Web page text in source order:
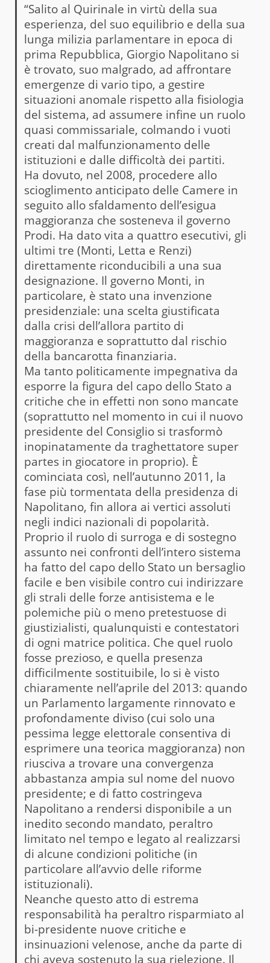
“Salito al Quirinale in virtù della sua
esperienza, del suo equilibrio e della sua
lunga milizia parlamentare in epoca di
prima Repubblica, Giorgio Napolitano si
è trovato, suo malgrado, ad affrontare
emergenze di vario tipo, a gestire
situazioni anomale rispetto alla fisiologia
del sistema, ad assumere infine un ruolo
quasi commissariale, colmando i vuoti
creati dal malfunzionamento delle
istituzioni e dalle difficoltà dei partiti.
Ha dovuto, nel 2008, procedere allo
scioglimento anticipato delle Camere in
seguito allo sfaldamento dell’esigua
maggioranza che sosteneva il governo
Prodi. Ha dato vita a quattro esecutivi, gli
ultimi tre (Monti, Letta e Renzi)
direttamente riconducibili a una sua
designazione. Il governo Monti, in
particolare, è stato una invenzione
presidenziale: una scelta giustificata
dalla crisi dell’allora partito di
maggioranza e soprattutto dal rischio
della bancarotta finanziaria.
Ma tanto politicamente impegnativa da
esporre la figura del capo dello Stato a
critiche che in effetti non sono mancate
(soprattutto nel momento in cui il nuovo
presidente del Consiglio si trasformò
inopinatamente da traghettatore super
partes in giocatore in proprio). È
cominciata così, nell’autunno 2011, la
fase più tormentata della presidenza di
Napolitano, fin allora ai vertici assoluti
negli indici nazionali di popolarità.
Proprio il ruolo di surroga e di sostegno
assunto nei confronti dell’intero sistema
ha fatto del capo dello Stato un bersaglio
facile e ben visibile contro cui indirizzare
gli strali delle forze antisistema e le
polemiche più o meno pretestuose di
giustizialisti, qualunquisti e contestatori
di ogni matrice politica. Che quel ruolo
fosse prezioso, e quella presenza
difficilmente sostituibile, lo si è visto
chiaramente nell’aprile del 2013: quando
un Parlamento largamente rinnovato e
profondamente diviso (cui solo una
pessima legge elettorale consentiva di
esprimere una teorica maggioranza) non
riusciva a trovare una convergenza
abbastanza ampia sul nome del nuovo
presidente; e di fatto costringeva
Napolitano a rendersi disponibile a un
inedito secondo mandato, peraltro
limitato nel tempo e legato al realizzarsi
di alcune condizioni politiche (in
particolare all’avvio delle riforme
istituzionali).
Neanche questo atto di estrema
responsabilità ha peraltro risparmiato al
bi-presidente nuove critiche e
insinuazioni velenose, anche da parte di
chi aveva sostenuto la sua rielezione. Il